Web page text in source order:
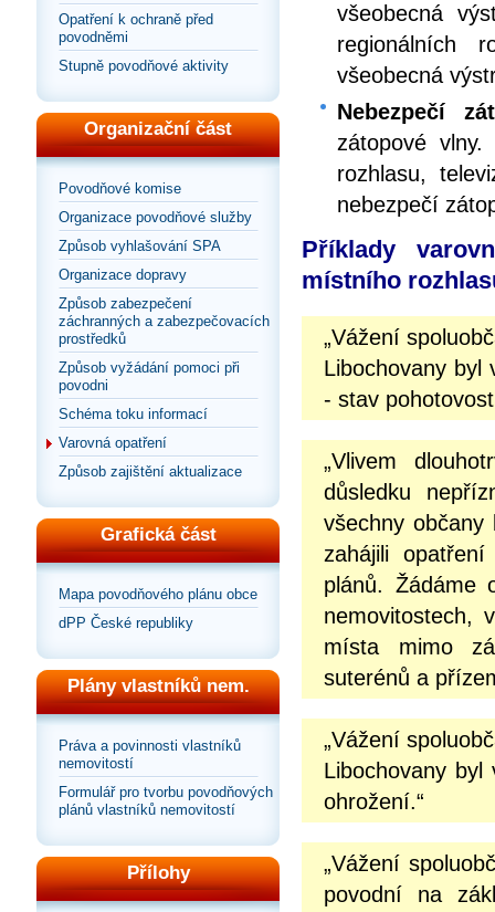
Opatření k ochraně před
povodněmi
Stupně povodňové aktivity
Organizační část
Povodňové komise
Organizace povodňové služby
Způsob vyhlašování SPA
Organizace dopravy
Způsob zabezpečení
záchranných a zabezpečovacích
prostředků
Způsob vyžádání pomoci při
povodni
Schéma toku informací
Varovná opatření
Způsob zajištění aktualizace
Grafická část
Mapa povodňového plánu obce
dPP České republiky
Plány vlastníků nem.
Práva a povinnosti vlastníků
nemovitostí
Formulář pro tvorbu povodňových
plánů vlastníků nemovitostí
Přílohy
všeobecná
regionálních
všeobecná
Nebezpečí
zátopové
rozhlasu,
nebezpečí
Příklady
místního
„Vážení
Libochovany byl
- stav
„Vlivem
důsledku
všechny
zahájili
plánů. Žádáme
nemovitostech,
místa mimo
suterénů a
„Vážení
Libochovany
ohrožení.“
„Vážení
povodní na